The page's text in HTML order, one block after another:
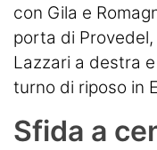
con Gila e
porta di
Lazzari a destra
turno di riposo in
Sfida a